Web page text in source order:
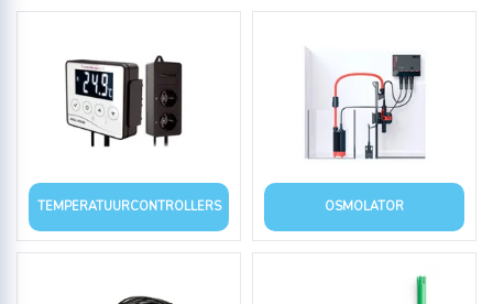
TEMPERATUURCONTROLLERS OSMOLATOR